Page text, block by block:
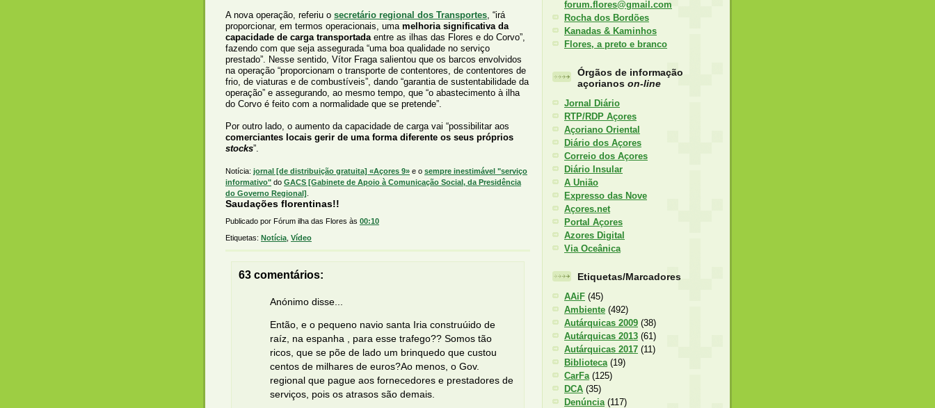
A nova operação, referiu o secretário regional dos Transportes, “irá
proporcionar, em termos operacionais, uma melhoria significativa da
capacidade de carga transportadaentre as ilhas das Flores e do Corvo”,
fazendo com que seja assegurada “uma boa qualidade no serviço
prestado”. Nesse sentido, Vítor Fraga salientou que os barcos envolvidos
na operação “proporcionam o transporte de contentores, de contentores de
frio, de viaturas e de combustíveis”, dando “garantia de sustentabilidade da
operação” e assegurando, ao mesmo tempo, que “o abastecimento à ilha
do Corvo é feito com a normalidade que se pretende”.
Por outro lado, o aumento da capacidade de carga vai “possibilitar aos
comerciantes locais gerir de uma forma diferente os seus próprios
stocks”.
Notícia: jornal [de distribuição gratuita] «Açores 9» e o sempre inestimável "serviço
informativo" do GACS [Gabinete de Apoio à Comunicação Social, da Presidência
do Governo Regional]
Saudações florentinas!!
Publicado por Fórum ilha das Flores às 00:10
Etiquetas: Notícia Vídeo
63 comentários:
Anónimo disse...
Então, e o pequeno navio santa Iria construúido de
raíz, na espanha , para esse trafego?? Somos tão
ricos, que se põe de lado um brinquedo que custou
centos de milhares de euros?Ao menos, o Gov.
regional que pague aos fornecedores e prestadores de
serviços, pois os atrasos são demais.
forum.flores@gmail.com
Rocha dos Bordões
Kanadas & Kaminhos
Flores, a preto e branco
Órgãos de informação
açorianos on-line
Jornal Diário
RTP/RDP Açores
Açoriano Oriental
Diário dos Açores
Correio dos Açores
Diário Insular
A União
Expresso das Nove
Açores.net
Portal Açores
Azores Digital
Via Oceânica
Etiquetas/Marcadores
AAiF (45)
Ambiente (492)
Autárquicas 2009 (38)
Autárquicas 2013 (61)
Autárquicas 2017 (11)
Biblioteca (19)
CarFa (125)
DCA (35)
Denúncia (117)